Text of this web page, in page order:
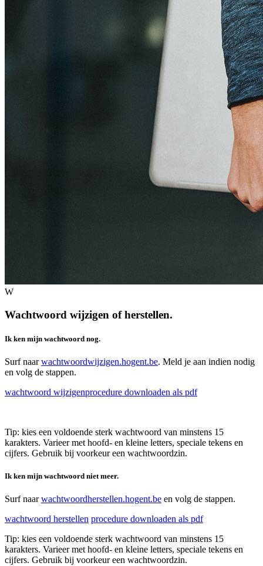
W
Wachtwoord wijzigen of herstellen.
Ik ken mijn wachtwoord nog.
Surf naarwachtwoordwijzigen.hogent.be. Meld je aan indien nodig
en volg de stappen.
wachtwoord wijzigenprocedure downloaden als pdf
Tip: kies een voldoende sterk wachtwoord van minstens 15
karakters. Varieer met hoofd- en kleine letters, speciale tekens en
cijfers. Gebruik bij voorkeur een wachtwoordzin.
Ik ken mijn wachtwoord niet meer.
Surf naarwachtwoordherstellen.hogent.be en volg de stappen.
wachtwoord herstellen procedure downloaden als pdf
Tip: kies een voldoende sterk wachtwoord van minstens 15
karakters. Varieer met hoofd- en kleine letters, speciale tekens en
cijfers. Gebruik bij voorkeur een wachtwoordzin.